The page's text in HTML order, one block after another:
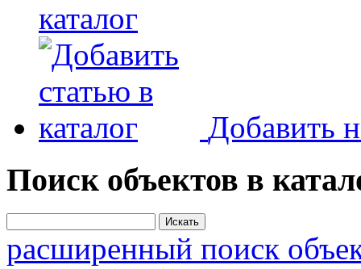
каталог
Добавить
Поиск объектов в
расширенный поиск